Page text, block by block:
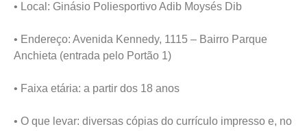
• Local: Ginásio Poliesportivo Adib Moysés Dib
• Endereço: Avenida Kennedy, 1115 – Bairro Parque
Anchieta (entrada pelo Portão 1)
• Faixa etária: a partir dos 18 anos
• O que levar: diversas cópias do currículo impresso e, no